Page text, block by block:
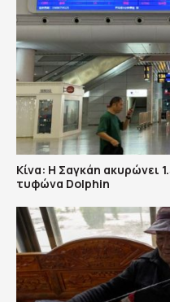
Κίνα: Η Σαγκάη ακυρώνει
τυφώνα Dolphin